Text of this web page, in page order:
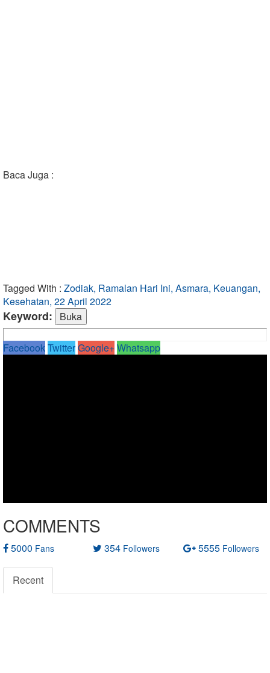
Baca Juga :
Tagged With : Zodiak, Ramalan Hari Ini, Asmara, Keuangan,
Kesehatan, 22 April 2022
Keyword:
FacebookTwitterGoogle+Whatsapp
COMMENTS
5000 Fans 354 Followers 5555 Followers
Recent